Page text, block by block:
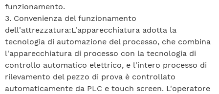
funzionamento.
3. Convenienza del funzionamento
dell'attrezzatura:L'apparecchiatura adotta la
tecnologia di automazione del processo, che combina
l'apparecchiatura di processo con la tecnologia di
controllo automatico elettrico, e l'intero processo di
rilevamento del pezzo di prova è controllato
automaticamente da PLC e touch screen. L'operatore